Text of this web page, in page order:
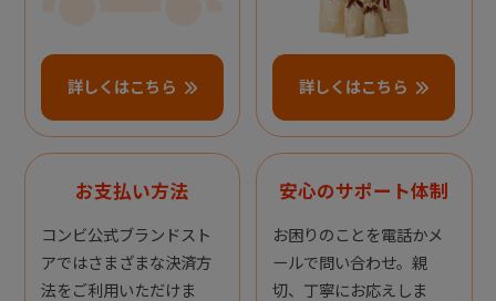
詳しくはこちら 詳しくはこちら
お支払い方法
コンビ公式ブランドスト
アではさまざまな決済方
法をご利用いただけま
安心のサポート体制
お困りのことを電話かメ
ールで問い合わせ。親
切、丁寧にお応えしま